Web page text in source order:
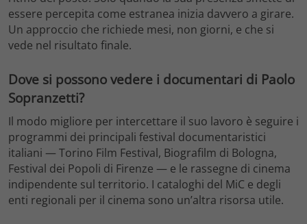
essere percepita come estranea inizia davvero a girare.
Un approccio che richiede mesi, non giorni, e che si
vede nel risultato finale.
Dove si possono vedere i documentari di Paolo
Sopranzetti?
Il modo migliore per intercettare il suo lavoro è seguire i
programmi dei principali festival documentaristici
italiani — Torino Film Festival, Biografilm di Bologna,
Festival dei Popoli di Firenze — e le rassegne di cinema
indipendente sul territorio. I cataloghi del MiC e degli
enti regionali per il cinema sono un’altra risorsa utile.